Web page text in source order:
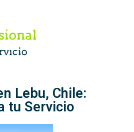
Lebu, Chile:
tu Servicio